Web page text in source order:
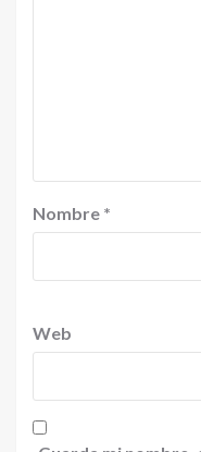
Nombre *
Web